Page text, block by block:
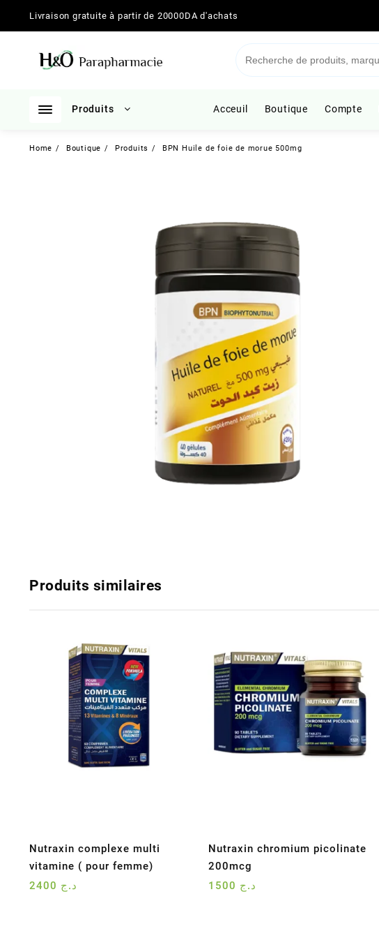
Livraison gratuite à partir de 20000DA d'achats
Produits Acceuil Boutique Compte
Home Boutique Produits BPN Huile de foie de morue 500mg
Produits similaires
Nutraxin complexe multi
vitamine ( pour femme)
د.ج
Nutraxin chromium picolinate
200mcg
د.ج